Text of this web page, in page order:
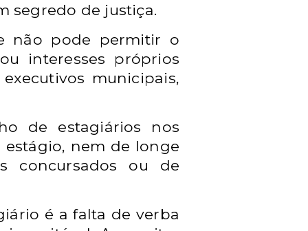
segredo de justiça.
não pode permitir o
interesses próprios
municipais,
de estagiários nos
nem de longe
concursados ou de
é a falta de verba